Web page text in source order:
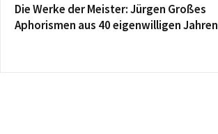
Die Werke der Meister: Jürgen Großes
Aphorismen aus 40 eigenwilligen Jahren